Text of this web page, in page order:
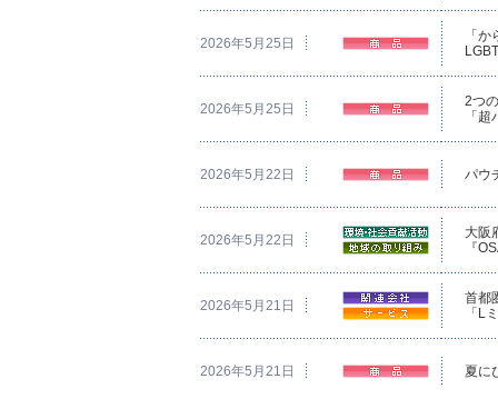
2026年5月25日
「
2026年5月25日
2つ
「
2026年5月22日 パウ
2026年5月22日
大阪
『
2026年5月21日
首都
「L
2026年5月21日 夏に